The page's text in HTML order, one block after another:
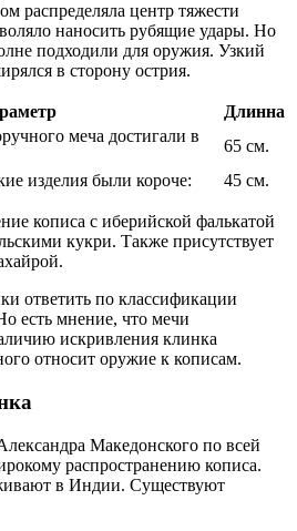
распределяла центр тяжести
наносить рубящие удары. Но
подходили для оружия. Узкий
в сторону острия.
Длинна
меча достигали в
65 см.
изделия были короче:
45 см.
кописа с иберийской фалькатой
кукри. Также присутствует
ответить по классификации
есть мнение, что мечи
искривления клинка
относит оружие к кописам.
Македонского по всей
распространению кописа.
в Индии. Существуют